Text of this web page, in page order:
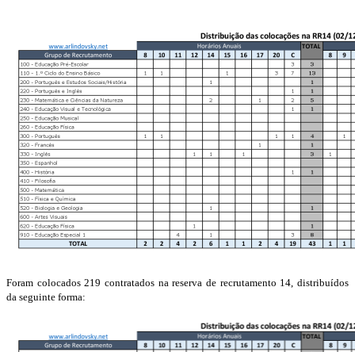
Foram colocados 219 contratados na reserva de recrutamento 14, distribuídos
da seguinte forma: